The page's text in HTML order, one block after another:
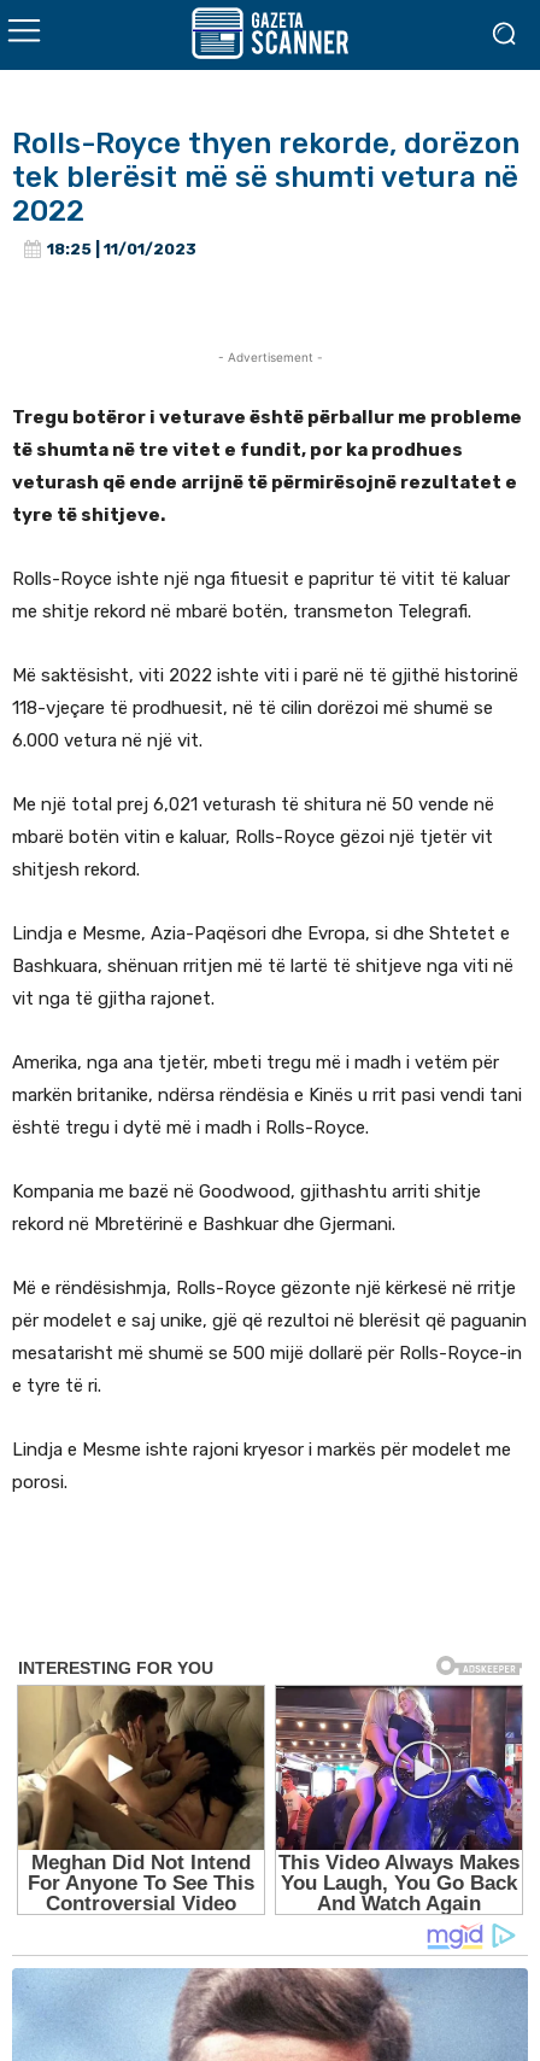
Rolls-Royce thyen rekorde, dorëzon
tek blerësit më së shumti vetura në
2022
18:25 | 11/01/2023
- Advertisement -
Tregu botëror i veturave është përballur me probleme
të shumta në tre vitet e fundit, por ka prodhues
veturash që ende arrijnë të përmirësojnë rezultatet e
tyre të shitjeve.
Rolls-Royce ishte një nga fituesit e papritur të vitit të kaluar
me shitje rekord në mbarë botën, transmeton Telegrafi.
Më saktësisht, viti 2022 ishte viti i parë në të gjithë historinë
118-vjeçare të prodhuesit, në të cilin dorëzoi më shumë se
6.000 vetura në një vit.
Me një total prej 6,021 veturash të shitura në 50 vende në
mbarë botën vitin e kaluar, Rolls-Royce gëzoi një tjetër vit
shitjesh rekord.
Lindja e Mesme, Azia-Paqësori dhe Evropa, si dhe Shtetet e
Bashkuara, shënuan rritjen më të lartë të shitjeve nga viti në
vit nga të gjitha rajonet.
Amerika, nga ana tjetër, mbeti tregu më i madh i vetëm për
markën britanike, ndërsa rëndësia e Kinës u rrit pasi vendi tani
është tregu i dytë më i madh i Rolls-Royce.
Kompania me bazë në Goodwood, gjithashtu arriti shitje
rekord në Mbretërinë e Bashkuar dhe Gjermani.
Më e rëndësishmja, Rolls-Royce gëzonte një kërkesë në rritje
për modelet e saj unike, gjë që rezultoi në blerësit që paguanin
mesatarisht më shumë se 500 mijë dollarë për Rolls-Royce-in
e tyre të ri.
Lindja e Mesme ishte rajoni kryesor i markës për modelet me
porosi.